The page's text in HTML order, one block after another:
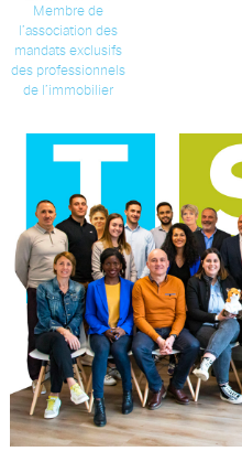
Membre de
l’association des
mandats exclusifs
des professionnels
de l’immobilier